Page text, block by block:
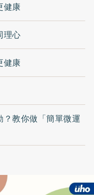
健康
理心
健康
教你做「簡單微運